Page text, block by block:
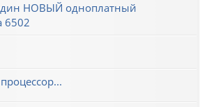
НОВЫЙ одноплатный
6502